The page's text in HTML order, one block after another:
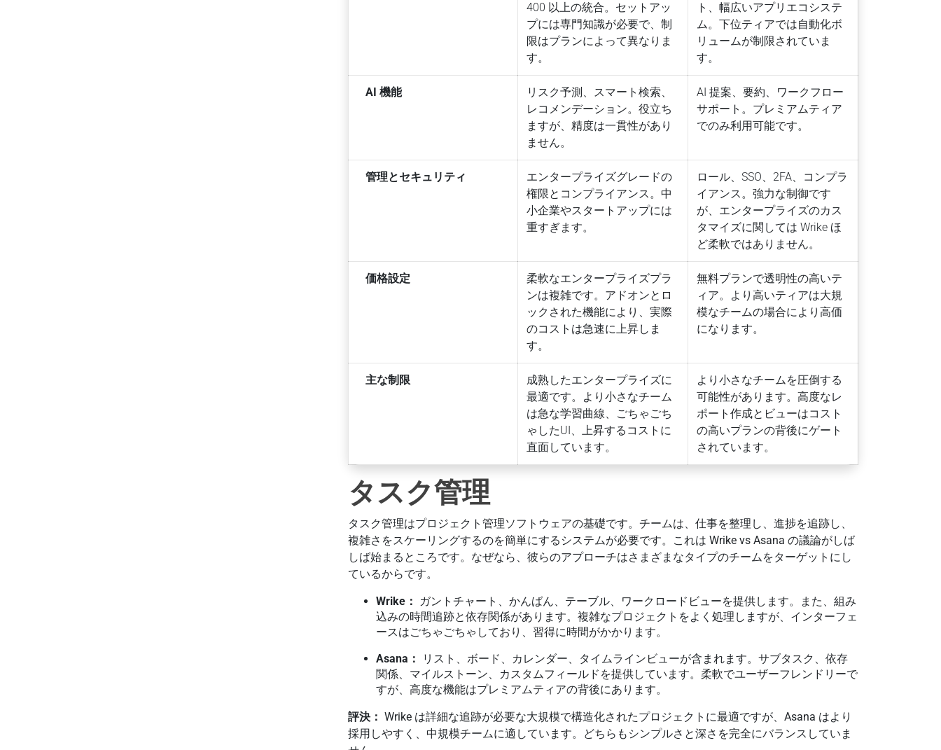
400 以上の統合。セットアッ
プには専門知識が必要で、制
限はプランによって異なりま
す。
ト、幅広いアプリエコシステ
ム。下位ティアでは自動化ボ
リュームが制限されていま
す。
AI 機能
リスク予測、スマート検索、
レコメンデーション。役立ち
ますが、精度は一貫性があり
ません。
AI 提案、要約、ワークフロー
サポート。プレミアムティア
でのみ利用可能です。
管理とセキュリティ
エンタープライズグレードの
権限とコンプライアンス。中
小企業やスタートアップには
重すぎます。
ロール、SSO、2FA、コンプラ
イアンス。強力な制御です
が、エンタープライズのカス
タマイズに関しては Wrike ほ
ど柔軟ではありません。
価格設定
柔軟なエンタープライズプラ
ンは複雑です。アドオンとロ
ックされた機能により、実際
のコストは急速に上昇しま
す。
無料プランで透明性の高いテ
ィア。より高いティアは大規
模なチームの場合により高価
になります。
主な制限
成熟したエンタープライズに
最適です。より小さなチーム
は急な学習曲線、ごちゃごち
ゃしたUI、上昇するコストに
直面しています。
より小さなチームを圧倒する
可能性があります。高度なレ
ポート作成とビューはコスト
の高いプランの背後にゲート
されています。
タスク管理
タスク管理はプロジェクト管理ソフトウェアの基礎です。チームは、仕事を整理し、進捗を追跡し、
複雑さをスケーリングするのを簡単にするシステムが必要です。これは Wrike vs Asana の議論がしば
しば始まるところです。なぜなら、彼らのアプローチはさまざまなタイプのチームをターゲットにし
ているからです。
Wrike：
ガントチャート、かんばん、テーブル、ワークロードビューを提供します。また、組み
込みの時間追跡と依存関係があります。複雑なプロジェクトをよく処理しますが、インターフェ
ースはごちゃごちゃしており、習得に時間がかかります。
Asana：
リスト、ボード、カレンダー、タイムラインビューが含まれます。サブタスク、依存
関係、マイルストーン、カスタムフィールドを提供しています。柔軟でユーザーフレンドリーで
すが、高度な機能はプレミアムティアの背後にあります。
評決： Wrike は詳細な追跡が必要な大規模で構造化されたプロジェクトに最適ですが、Asana はより
採用しやすく、中規模チームに適しています。どちらもシンプルさと深さを完全にバランスしていま